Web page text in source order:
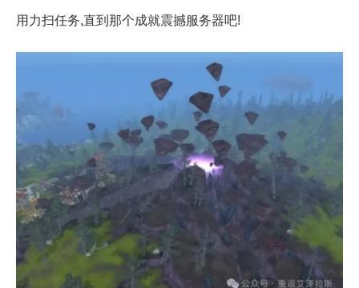
用力扫任务,直到那个成就震撼服务器吧!